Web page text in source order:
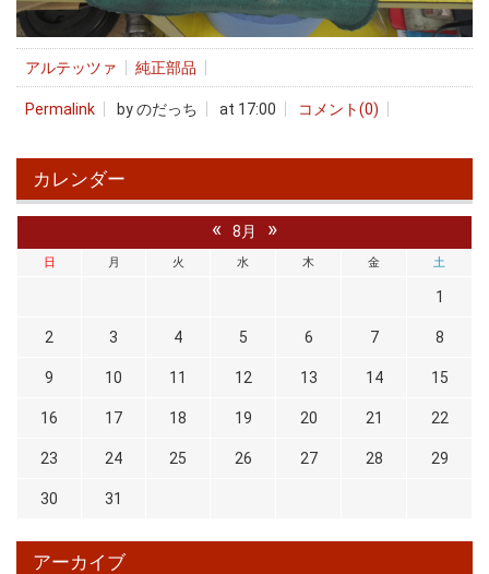
アルテッツァ 純正部品
Permalink by のだっち at 17:00 コメント(0)
カレンダー
« 8月 »
日 月 火 水 木 金 土
1
2 3 4 5 6 7 8
9 10 11 12 13 14 15
16 17 18 19 20 21 22
23 24 25 26 27 28 29
30 31
アーカイブ